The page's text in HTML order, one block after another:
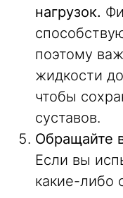
нагрузок.
поэтому
жидкости
чтобы
суставов.
Обращайте
Если вы
какие-либо